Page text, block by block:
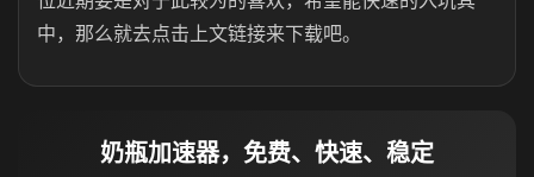
中，那么就去点击上文链接来下载吧。
奶瓶加速器，免费、快速、稳定